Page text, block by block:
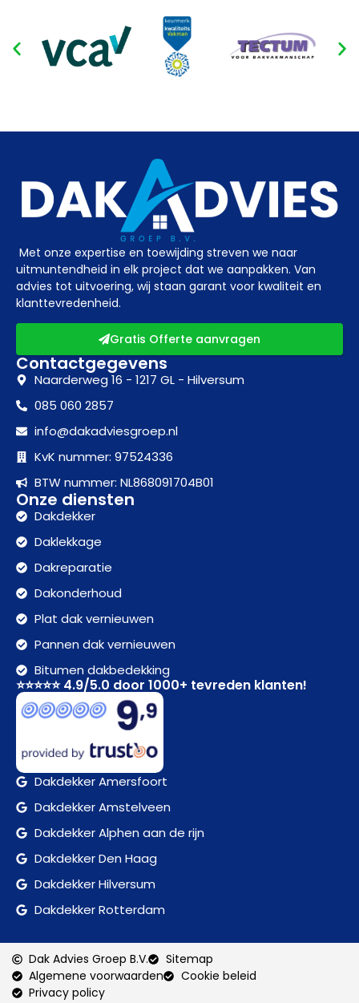
Met onze expertise en toewijding streven we naar
uitmuntendheid in elk project dat we aanpakken. Van
advies tot uitvoering, wij staan garant voor kwaliteit en
klanttevredenheid.
Gratis Offerte aanvragen
Contactgegevens
Naarderweg 16 - 1217 GL - Hilversum
085 060 2857
info@dakadviesgroep.nl
KvK nummer: 97524336
BTW nummer: NL868091704B01
Onze diensten
Dakdekker
Daklekkage
Dakreparatie
Dakonderhoud
Plat dak vernieuwen
Pannen dak vernieuwen
Bitumen dakbedekking
⭐⭐⭐⭐⭐ 4.9/5.0 door 1000+ tevreden klanten!
Dakdekker Amersfoort
Dakdekker Amstelveen
Dakdekker Alphen aan de rijn
Dakdekker Den Haag
Dakdekker Hilversum
Dakdekker Rotterdam
Dak Advies Groep B.V.
Sitemap
Algemene voorwaarden
Cookie beleid
Privacy policy